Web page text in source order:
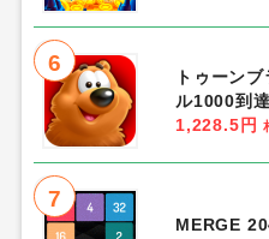
6
トゥーン
ル1000到
1,228.5円
7
MERGE